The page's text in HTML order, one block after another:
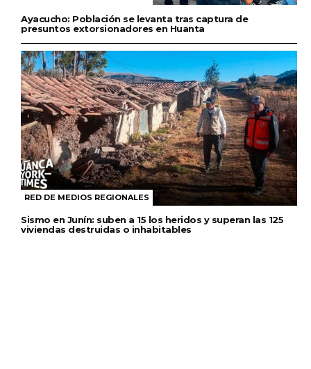
Ayacucho: Población se levanta tras captura de
presuntos extorsionadores en Huanta
RED DE MEDIOS REGIONALES
Sismo en Junín: suben a 15 los heridos y superan las 125
viviendas destruidas o inhabitables